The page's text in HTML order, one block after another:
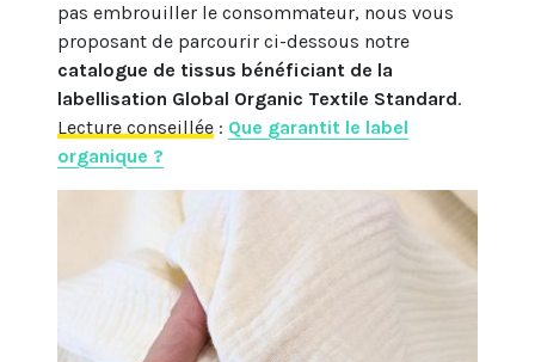
pas embrouiller le consommateur, nous vous
proposant de parcourir ci-dessous notre
catalogue de tissus bénéficiant de la
labellisation Global Organic Textile Standard.
Lecture conseillée : Que garantit le label
organique ?